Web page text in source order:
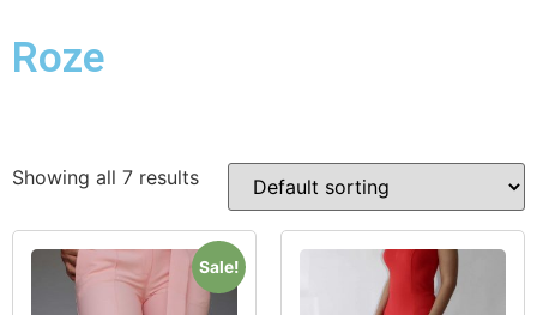
Roze
Showing all 7 results
Sale!